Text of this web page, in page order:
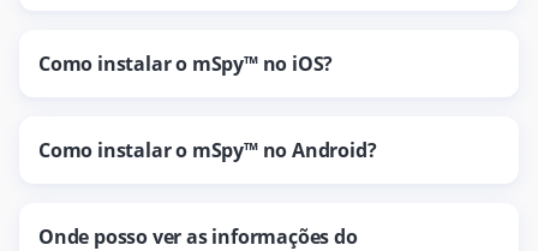
Como instalar o mSpy™ no iOS?
Como instalar o mSpy™ no Android?
Onde posso ver as informações do